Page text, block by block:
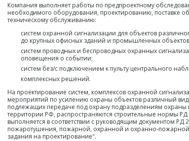
Компания выполняет работы по предпроектному
необходимого оборудования, проектированию, поставке
техническому обслуживанию:
систем охранной сигнализации для объектов
до крупных офисных зданий и промышленных
систем проводных и беспроводных охранных
оповещения о событии;
систем без/с подключением к пульту центрального
комплексных решений.
На проектирование систем, комплексов охранной
мероприятий по усилению охраны объектов различный
подлежащих передаче под охрану подразделениям охраны
территории РФ, распространяются строительные нормы
выполняется в соответствии с руководящим документом РД
пожаротушения, пожарной, охранной и охранно-пожарной
задания на проектирование".